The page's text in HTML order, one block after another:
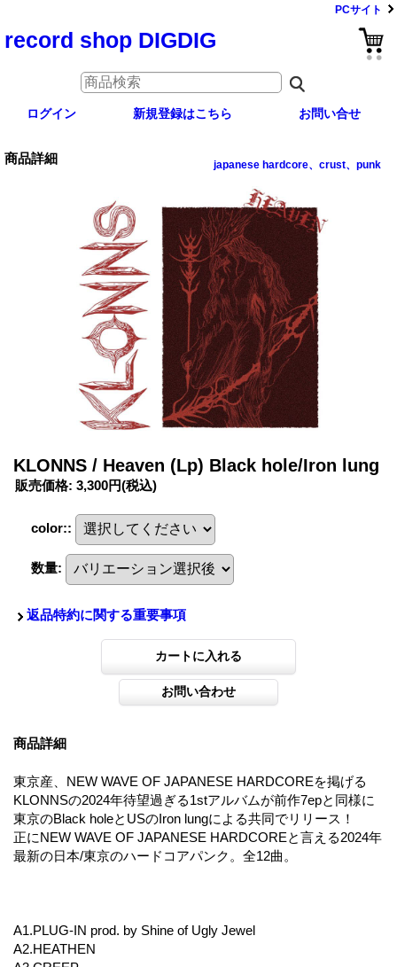
PCサイト
record shop DIGDIG
ログイン 新規登録はこちら お問い合せ
商品詳細 japanese hardcore、crust、punk
KLONNS / Heaven (Lp) Black hole/Iron lung
販売価格: 3,300円(税込)
color::
数量:
返品特約に関する重要事項
商品詳細
東京産、NEW WAVE OF JAPANESE HARDCOREを掲げる
KLONNSの2024年待望過ぎる1stアルバムが前作7epと同様に
東京のBlack holeとUSのIron lungによる共同でリリース！
正にNEW WAVE OF JAPANESE HARDCOREと言える2024年
最新の日本/東京のハードコアパンク。全12曲。
A1.PLUG-IN prod. by Shine of Ugly Jewel
A2.HEATHEN